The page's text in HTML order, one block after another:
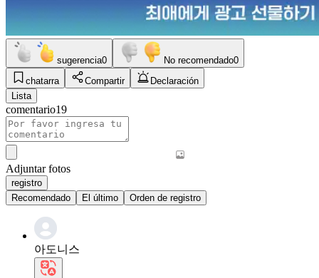
sugerencia0 No recomendado0
chatarra
Compartir
Declaración
Lista
comentario19
Adjuntar fotos
registro
Recomendado
El último Orden de registro
아도니스